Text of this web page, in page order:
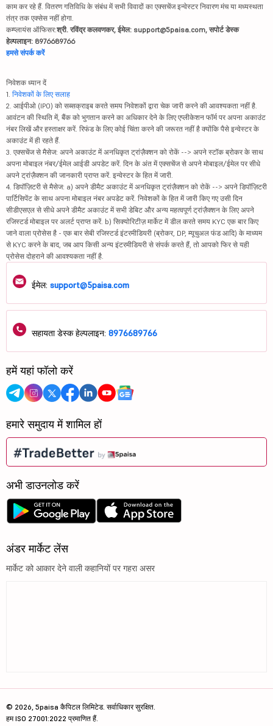
काम कर रहे हैं. वितरण गतिविधि के संबंध में सभी विवादों का एक्सचेंज इन्वेस्टर निवारण मंच या मध्यस्थता
तंत्र तक एक्सेस नहीं होगा.
कम्प्लायंस ऑफिसर:श्री. रविंद्र कलवणकर, ईमेल: support@5paisa.com, सपोर्ट डेस्क
हेल्पलाइन: 8976689766
हमसे संपर्क करें
निवेशक ध्यान दें
1. निवेशकों के लिए सलाह
2. आईपीओ (IPO) को सब्सक्राइब करते समय निवेशकों द्वारा चेक जारी करने की आवश्यकता नहीं है.
आवंटन की स्थिति में, बैंक को भुगतान करने का अधिकार देने के लिए एप्लीकेशन फॉर्म पर अपना अकाउंट
नंबर लिखें और हस्ताक्षर करें. रिफंड के लिए कोई चिंता करने की जरूरत नहीं है क्योंकि पैसे इन्वेस्टर के
अकाउंट में ही रहते हैं.
3. एक्सचेंज से मैसेज: अपने अकाउंट में अनधिकृत ट्रांज़ैक्शन को रोकें --> अपने स्टॉक ब्रोकर के साथ
अपना मोबाइल नंबर/ईमेल आईडी अपडेट करें. दिन के अंत में एक्सचेंज से अपने मोबाइल/ईमेल पर सीधे
अपने ट्रांज़ैक्शन की जानकारी प्राप्त करें. इन्वेस्टर के हित में जारी.
4. डिपॉज़िटरी से मैसेज: a) अपने डीमैट अकाउंट में अनधिकृत ट्रांज़ैक्शन को रोकें --> अपने डिपॉज़िटरी
पार्टिसिपेंट के साथ अपना मोबाइल नंबर अपडेट करें. निवेशकों के हित में जारी किए गए उसी दिन
सीडीएसएल से सीधे अपने डीमैट अकाउंट में सभी डेबिट और अन्य महत्वपूर्ण ट्रांज़ैक्शन के लिए अपने
रजिस्टर्ड मोबाइल पर अलर्ट प्राप्त करें. b) सिक्योरिटीज़ मार्केट में डील करते समय KYC एक बार किए
जाने वाला प्रोसेस है - एक बार सेबी रजिस्टर्ड इंटरमीडियरी (ब्रोकर, DP, म्यूचुअल फंड आदि) के माध्यम
से KYC करने के बाद, जब आप किसी अन्य इंटरमीडियरी से संपर्क करते हैं, तो आपको फिर से यही
प्रोसेस दोहराने की आवश्यकता नहीं है.
ईमेल: support@5paisa.com
सहायता डेस्क हेल्पलाइन: 8976689766
हमें यहां फॉलो करें
हमारे समुदाय में शामिल हों
अभी डाउनलोड करें
अंडर मार्केट लेंस
मार्केट को आकार देने वाली कहानियों पर गहरा असर
© 2026, 5paisa कैपिटल लिमिटेड. सर्वाधिकार सुरक्षित.
हम ISO 27001:2022 प्रमाणित हैं.